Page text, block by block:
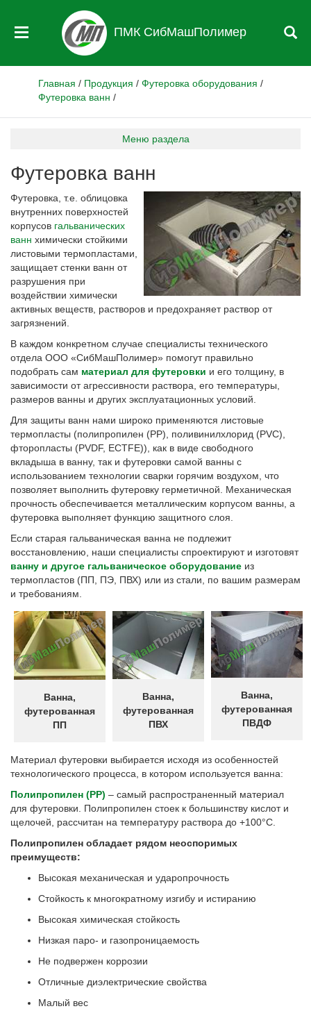
ПМК СибМашПолимер
Главная / Продукция / Футеровка оборудования /
Футеровка ванн /
Меню раздела
Футеровка ванн
Футеровка, т.е. облицовка
внутренних поверхностей
корпусов гальванических
ванн химически стойкими
листовыми термопластами,
защищает стенки ванн от
разрушения при
воздействии химически
активных веществ, растворов и предохраняет раствор от
загрязнений.
В каждом конкретном случае специалисты технического
отдела ООО «СибМашПолимер» помогут правильно
подобрать сам материал для футеровки и его толщину, в
зависимости от агрессивности раствора, его температуры,
размеров ванны и других эксплуатационных условий.
Для защиты ванн нами широко применяются листовые
термопласты (полипропилен (PP), поливинилхлорид (PVC),
фторопласты (PVDF, ECTFE)), как в виде свободного
вкладыша в ванну, так и футеровки самой ванны с
использованием технологии сварки горячим воздухом, что
позволяет выполнить футеровку герметичной. Механическая
прочность обеспечивается металлическим корпусом ванны, а
футеровка выполняет функцию защитного слоя.
Если старая гальваническая ванна не подлежит
восстановлению, наши специалисты спроектируют и изготовят
ванну и другое гальваническое оборудование из
термопластов (ПП, ПЭ, ПВХ) или из стали, по вашим размерам
и требованиям.
Ванна,
футерованная
ПП
Ванна,
футерованная
ПВХ
Ванна,
футерованная
ПВДФ
Материал футеровки выбирается исходя из особенностей
технологического процесса, в котором используется ванна:
Полипропилен (РР) – самый распространенный материал
для футеровки. Полипропилен стоек к большинству кислот и
щелочей, рассчитан на температуру раствора до +100°С.
Полипропилен обладает рядом неоспоримых
преимуществ:
Высокая механическая и ударопрочность
Стойкость к многократному изгибу и истиранию
Высокая химическая стойкость
Низкая паро- и газопроницаемость
Не подвержен коррозии
Отличные диэлектрические свойства
Малый вес